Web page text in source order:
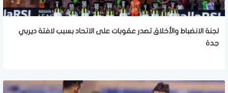
لجنة الانضباط والأخلاق تصدر عقوبات على الاتحاد بسبب لافتة ديربي
جدة